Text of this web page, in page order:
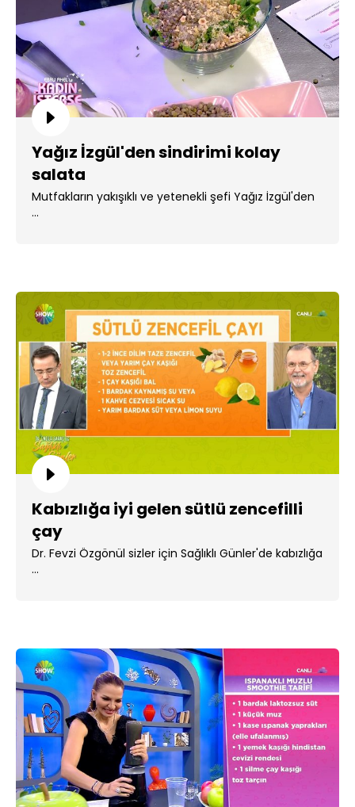
Yağız İzgül'den sindirimi kolay
salata
Mutfakların yakışıklı ve yetenekli şefi Yağız İzgül'den
...
Kabızlığa iyi gelen sütlü zencefilli
çay
Dr. Fevzi Özgönül sizler için Sağlıklı Günler'de kabızlığa
...